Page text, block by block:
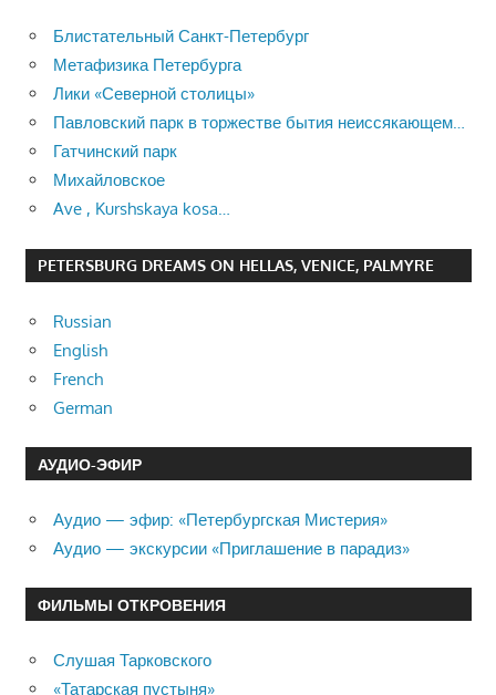
Блистательный Санкт-Петербург
Метафизика Петербурга
Лики «Северной столицы»
Павловский парк в торжестве бытия неиссякающем…
Гатчинский парк
Михайловское
Ave , Kurshskaya kosa…
PETERSBURG DREAMS ON HELLAS, VENICE, PALMYRE
Russian
English
French
German
АУДИО-ЭФИР
Аудио — эфир: «Петербургская Мистерия»
Аудио — экскурсии «Приглашение в парадиз»
ФИЛЬМЫ ОТКРОВЕНИЯ
Слушая Тарковского
«Татарская пустыня»